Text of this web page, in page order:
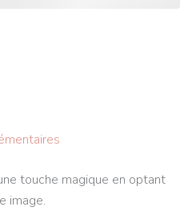
touche magique en optant
image.